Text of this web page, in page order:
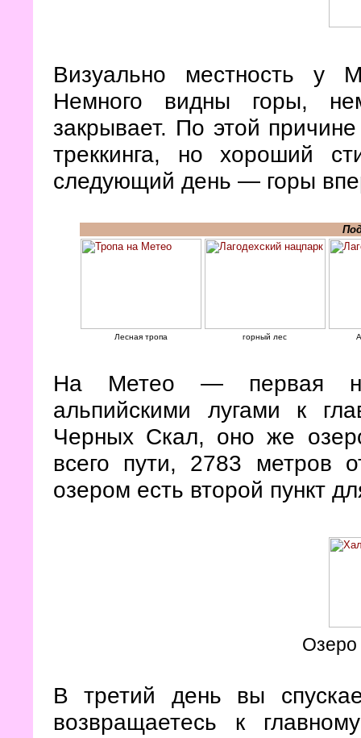
Визуально местность у
Немного видны горы,
закрывает. По этой
треккинга, но хороший
следующий день — горы
Лесная тропа горный лес
На Метео — первая
альпийскими лугами к
Черных Скал, оно же
всего пути, 2783 метров
озером есть второй пункт
В третий день вы
возвращаетесь к